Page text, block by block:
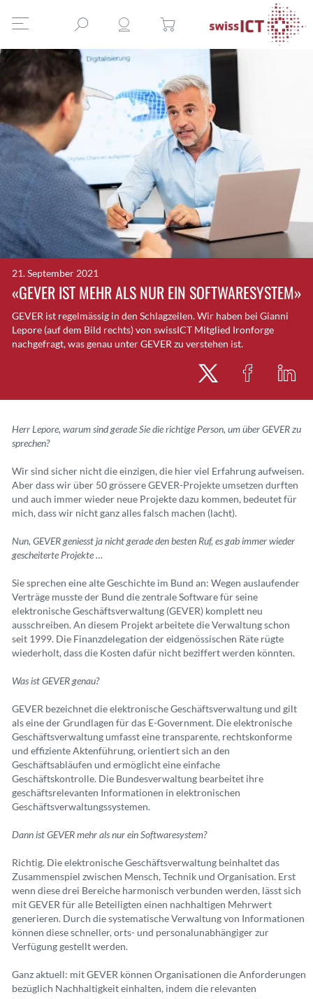
21. September 2021
«GEVER IST MEHR ALS NUR EIN SOFTWARESYSTEM»
GEVER ist regelmässig in den Schlagzeilen. Wir haben bei Gianni
Lepore (auf dem Bild rechts) von swissICT Mitglied Ironforge
nachgefragt, was genau unter GEVER zu verstehen ist.
Herr Lepore, warum sind gerade Sie die richtige Person, um über GEVER zu
sprechen?
Wir sind sicher nicht die einzigen, die hier viel Erfahrung aufweisen.
Aber dass wir über 50 grössere GEVER-Projekte umsetzen durften
und auch immer wieder neue Projekte dazu kommen, bedeutet für
mich, dass wir nicht ganz alles falsch machen (lacht).
Nun, GEVERgeniesst ja nicht gerade den besten Ruf, es gab immer wieder
gescheiterte Projekte …
Sie sprechen eine alte Geschichte im Bund an: Wegen auslaufender
Verträge musste der Bund die zentrale Software für seine
elektronische Geschäftsverwaltung (GEVER) komplett neu
ausschreiben. An diesem Projekt arbeitete die Verwaltung schon
seit 1999. Die Finanzdelegation der eidgenössischen Räte rügte
wiederholt, dass die Kosten dafür nicht beziffert werden könnten.
Was ist GEVER genau?
GEVER bezeichnet die elektronische Geschäftsverwaltung und gilt
als eine der Grundlagen für das E-Government. Die elektronische
Geschäftsverwaltung umfasst eine transparente, rechtskonforme
und effiziente Aktenführung, orientiert sich an den
Geschäftsabläufen und ermöglicht eine einfache
Geschäftskontrolle. Die Bundesverwaltung bearbeitet ihre
geschäftsrelevanten Informationen in elektronischen
Geschäftsverwaltungssystemen.
Dann ist GEVER mehr als nur ein Softwaresystem?
Richtig. Die elektronische Geschäftsverwaltung beinhaltet das
Zusammenspiel zwischen Mensch, Technik und Organisation. Erst
wenn diese drei Bereiche harmonisch verbunden werden, lässt sich
mit GEVER für alle Beteiligten einen nachhaltigen Mehrwert
generieren. Durch die systematische Verwaltung von Informationen
können diese schneller, orts- und personalunabhängiger zur
Verfügung gestellt werden.
Ganz aktuell: mit GEVER können Organisationen die Anforderungen
bezüglich Nachhaltigkeit einhalten, indem die relevanten